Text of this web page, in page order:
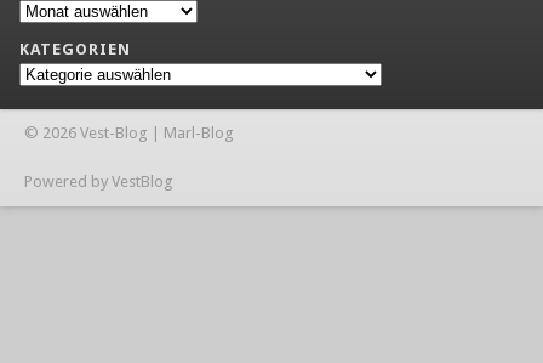
Archiv
KATEGORIEN
Kategorien
© 2026 Vest-Blog | Marl-Blog
Powered by VestBlog